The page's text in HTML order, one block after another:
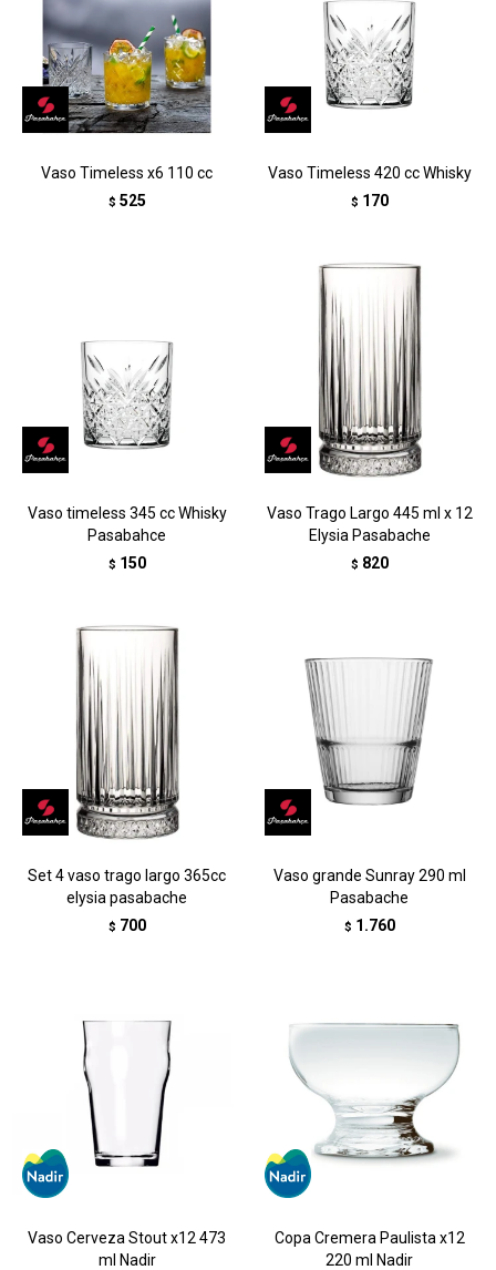
Vaso Timeless x6 110 cc
$ 525
Vaso Timeless 420 cc Whisky
$ 170
Vaso timeless 345 cc Whisky
Pasabahce
$ 150
Vaso Trago Largo 445 ml x 12
Elysia Pasabache
$ 820
Set 4 vaso trago largo 365cc
elysia pasabache
$ 700
Vaso grande Sunray 290 ml
Pasabache
$ 1.760
Vaso Cerveza Stout x12 473
ml Nadir
Copa Cremera Paulista x12
220 ml Nadir